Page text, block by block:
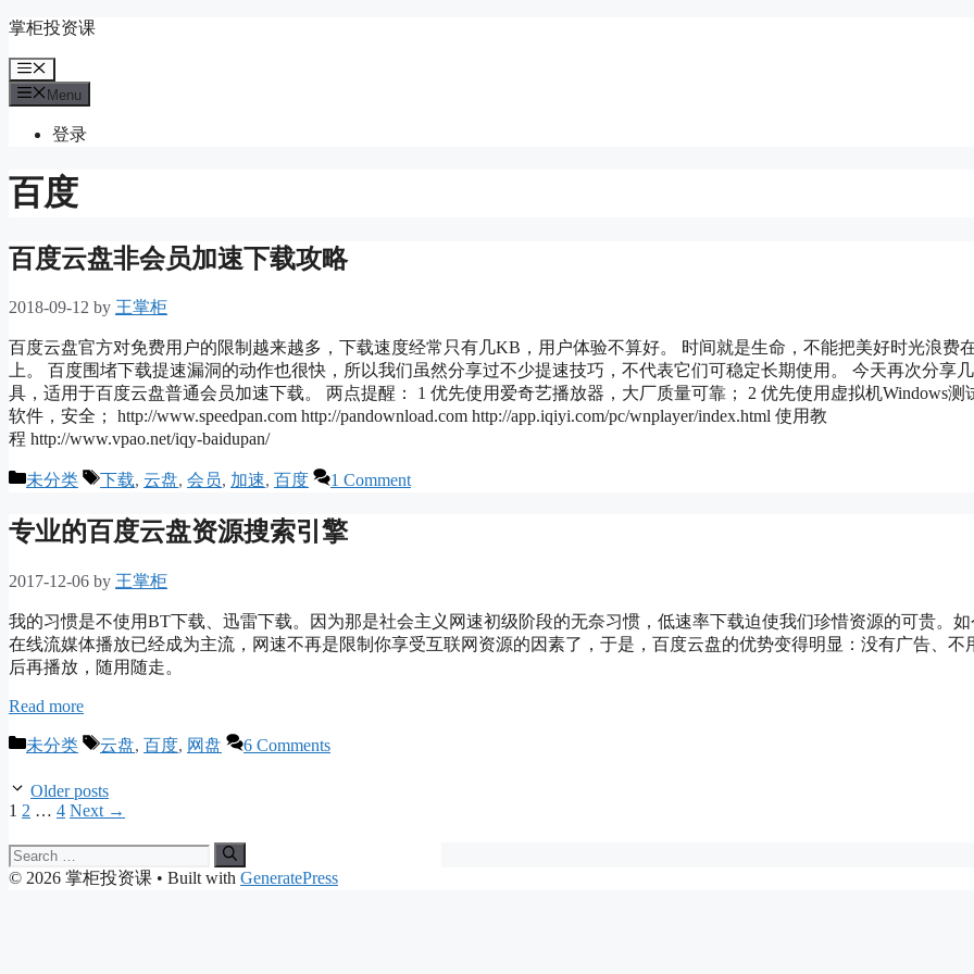
Skip
content
掌柜投资课
Menu
Menu
登录
百度
百度云盘非会员加速下载攻略
2018-09-12 by 王掌柜
百度云盘官方对免费用户的限制越来越多，下载速度经常只有几KB，用户体验不算好。 时间就是生命，不能把美好时光浪费
上。 百度围堵下载提速漏洞的动作也很快，所以我们虽然分享过不少提速技巧，不代表它们可稳定长期使用。 今天再次分享
具，适用于百度云盘普通会员加速下载。 两点提醒： 1 优先使用爱奇艺播放器，大厂质量可靠； 2 优先使用虚拟机Windows测
软件，安全； http://www.speedpan.com http://pandownload.com http://app.iqiyi.com/pc/wnplayer/index.html 使用教
程 http://www.vpao.net/iqy-baidupan/
Categories
未分类 Tags
下载, 云盘, 会员, 加速, 百度 1 Comment
专业的百度云盘资源搜索引擎
2017-12-06 by 王掌柜
我的习惯是不使用BT下载、迅雷下载。因为那是社会主义网速初级阶段的无奈习惯，低速率下载迫使我们珍惜资源的可贵。如
在线流媒体播放已经成为主流，网速不再是限制你享受互联网资源的因素了，于是，百度云盘的优势变得明显：没有广告、不
后再播放，随用随走。
Read more
Categories
未分类 Tags
云盘, 百度, 网盘 6 Comments
Older posts
Page
1 Page
2 … Page
4 Next →
Search
for:
© 2026 掌柜投资课 • Built with GeneratePress